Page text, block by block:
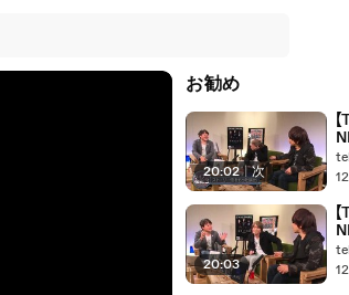
お勧め
20:02 | 次
20:03
【